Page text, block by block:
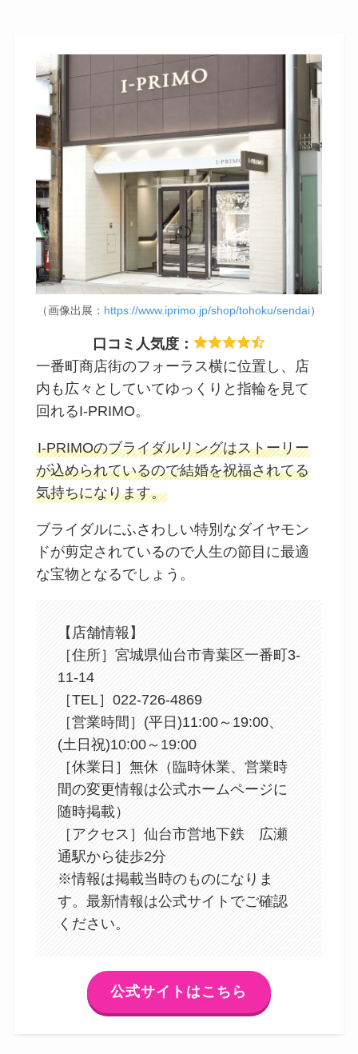
（画像出展： https://www.iprimo.jp/shop/tohoku/sendai）
口コミ人気度：
一番町商店街のフォーラス横に位置し、店
内も広々としていてゆっくりと指輪を見て
回れるI-PRIMO。
I-PRIMOのブライダルリングはストーリー
が込められているので結婚を祝福されてる
気持ちになります。
ブライダルにふさわしい特別なダイヤモン
ドが剪定されているので人生の節目に最適
な宝物となるでしょう。
【店舗情報】
［住所］宮城県仙台市青葉区一番町3-
11-14
［TEL］022-726-4869
［営業時間］(平日)11:00～19:00、
(土日祝)10:00～19:00
［休業日］無休（臨時休業、営業時
間の変更情報は公式ホームページに
随時掲載）
［アクセス］仙台市営地下鉄 広瀬
通駅から徒歩2分
※情報は掲載当時のものになりま
す。最新情報は公式サイトでご確認
ください。
公式サイトはこちら